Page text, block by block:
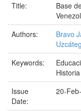
Title:
Base
Authors:
Bravo
Keywords:
Issue
Date:
20-